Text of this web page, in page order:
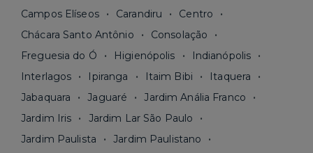
Campos Elíseos
Carandiru
Centro
Chácara Santo Antônio
Consolação
Freguesia do Ó
Higienópolis
Indianópolis
Interlagos
Ipiranga Itaim Bibi
Itaquera
Jabaquara
Jaguaré
Jardim Anália Franco
Jardim Iris
Jardim Lar São Paulo
Jardim Paulista
Jardim Paulistano